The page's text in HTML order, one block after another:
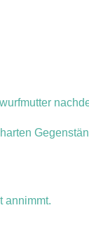
annimmt.